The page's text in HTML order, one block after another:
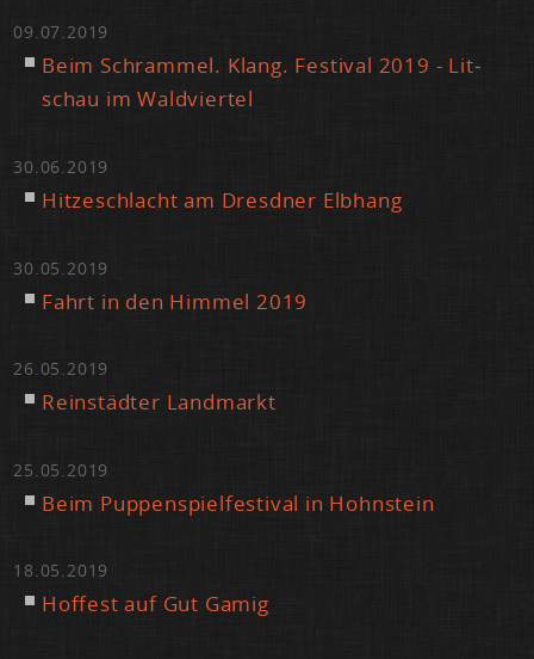
09.07.2019
Beim Schram­mel. Klang. Fes­ti­val 2019 - Lit­
schau im Wald­vier­tel
30.06.2019
Hit­ze­schlacht am Dresd­ner Elb­hang
30.05.2019
Fahrt in den Him­mel 2019
26.05.2019
Rein­städ­ter Land­markt
25.05.2019
Beim Pup­pen­spiel­fes­ti­val in Hohn­stein
18.05.2019
Hof­fest auf Gut Ga­mig